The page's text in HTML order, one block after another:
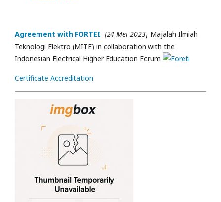
Agreement with FORTEI [24 Mei 2023] Majalah Ilmiah
Teknologi Elektro (MITE) in collaboration with the
Indonesian Electrical Higher Education Forum
Certificate Accreditation